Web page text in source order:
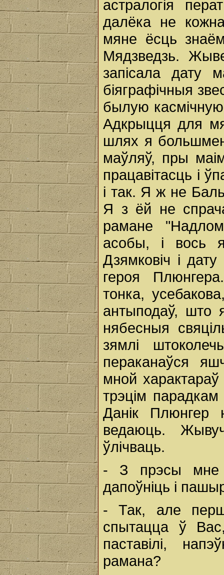
астралогія
далёка не
мяне ёсць
Мядзведзь.
запісала дату
біяграфічныя
былую
Адкрыцця для
шлях я
маўляў, пры
працавітасць і
і так. Я ж не
Я з ёй не
рамане
асобы, і вось
Дзямковіч і
героя
тонка,
антыподаў, што
нябесныя
зямлі
пераканаўся
мной
трэцім
Данік Плюнгер
ведаюць.
ўлічваць.
- З прэсы мне
дапоўніць і
- Так, але перш
спытацца ў
паставілі,
рамана?